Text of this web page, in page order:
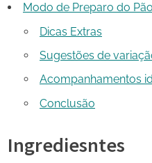
Modo de Preparo do
Dicas Extras
Sugestões de
Acompanhamentos
Conclusão
Ingrediesntes